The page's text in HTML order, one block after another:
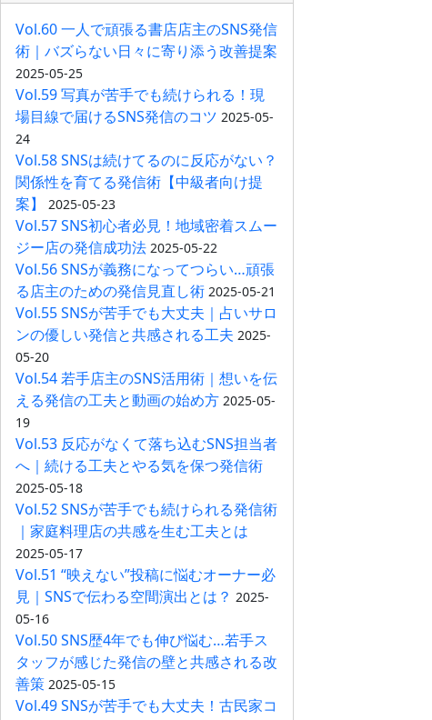
Vol.60 一人で頑張る書店店主のSNS発信
術｜バズらない日々に寄り添う改善提案
2025-05-25
Vol.59 写真が苦手でも続けられる！現
場目線で届けるSNS発信のコツ 2025-05-
24
Vol.58 SNSは続けてるのに反応がない？
関係性を育てる発信術【中級者向け提
案】
2025-05-23
Vol.57 SNS初心者必見！地域密着スムー
ジー店の発信成功法 2025-05-22
Vol.56 SNSが義務になってつらい…頑張
る店主のための発信見直し術 2025-05-21
Vol.55 SNSが苦手でも大丈夫｜占いサロ
ンの優しい発信と共感される工夫 2025-
05-20
Vol.54 若手店主のSNS活用術｜想いを伝
える発信の工夫と動画の始め方 2025-05-
19
Vol.53 反応がなくて落ち込むSNS担当者
へ｜続ける工夫とやる気を保つ発信術
2025-05-18
Vol.52 SNSが苦手でも続けられる発信術
｜家庭料理店の共感を生む工夫とは
2025-05-17
Vol.51 “映えない”投稿に悩むオーナー必
見｜SNSで伝わる空間演出とは？ 2025-
05-16
Vol.50 SNS歴4年でも伸び悩む…若手ス
タッフが感じた発信の壁と共感される改
善策 2025-05-15
Vol.49 SNSが苦手でも大丈夫！古民家コ